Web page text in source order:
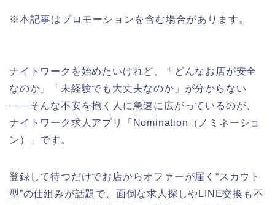
※本記事はプロモーションを含む場合があります。
ナイトワークを始めたいけれど、「どんなお店が安全
なのか」「未経験でも大丈夫なのか」が分からない
——そんな不安を抱く人に急速に広がっているのが、
ナイトワーク求人アプリ「Nomination（ノミネーショ
ン）」です。
登録して待つだけでお店からオファーが届く“スカウト
型”の仕組みが話題で、面倒な求人探しやLINE交換も不